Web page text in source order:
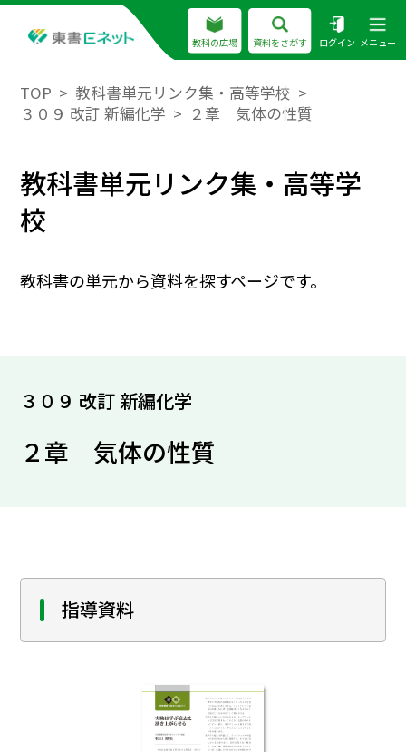
教科の広場 資料をさがす ログイン メニュー
TOP
教科書単元リンク集・高等学校
３０９ 改訂 新編化学
２章 気体の性質
教科書単元リンク集・高等学
校
教科書の単元から資料を探すページです。
３０９ 改訂 新編化学
２章 気体の性質
指導資料